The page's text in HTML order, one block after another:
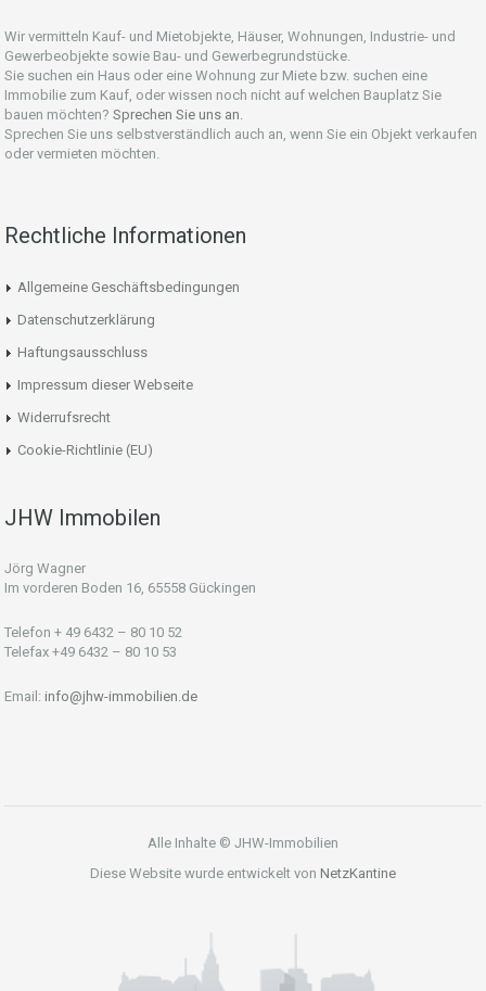
Wir vermitteln Kauf- und Mietobjekte, Häuser, Wohnungen, Industrie- und
Gewerbeobjekte sowie Bau- und Gewerbegrundstücke.
Sie suchen ein Haus oder eine Wohnung zur Miete bzw. suchen eine
Immobilie zum Kauf, oder wissen noch nicht auf welchen Bauplatz Sie
bauen möchten? Sprechen Sie uns an.
Sprechen Sie uns selbstverständlich auch an, wenn Sie ein Objekt verkaufen
oder vermieten möchten.
Rechtliche Informationen
Allgemeine Geschäftsbedingungen
Datenschutzerklärung
Haftungsausschluss
Impressum dieser Webseite
Widerrufsrecht
Cookie-Richtlinie (EU)
JHW Immobilen
Jörg Wagner
Im vorderen Boden 16, 65558 Gückingen
Telefon + 49 6432 – 80 10 52
Telefax +49 6432 – 80 10 53
Email: info@jhw-immobilien.de
Alle Inhalte © JHW-Immobilien
Diese Website wurde entwickelt von NetzKantine